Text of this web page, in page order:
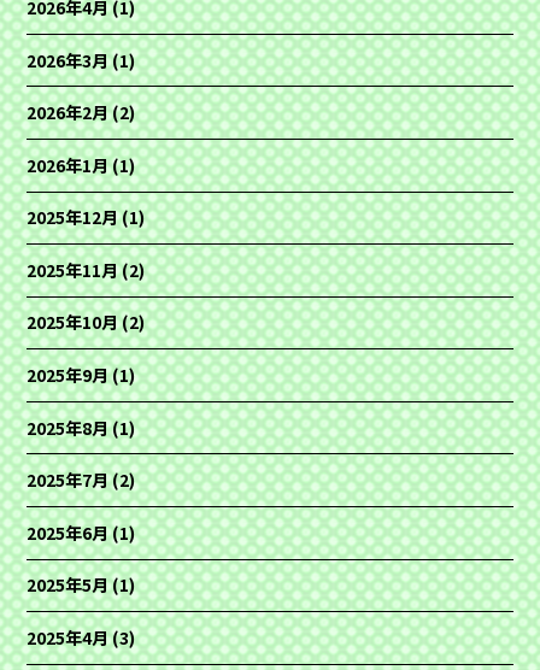
2026年4月(1)
2026年3月(1)
2026年2月(2)
2026年1月(1)
2025年12月(1)
2025年11月(2)
2025年10月(2)
2025年9月(1)
2025年8月(1)
2025年7月(2)
2025年6月(1)
2025年5月(1)
2025年4月(3)